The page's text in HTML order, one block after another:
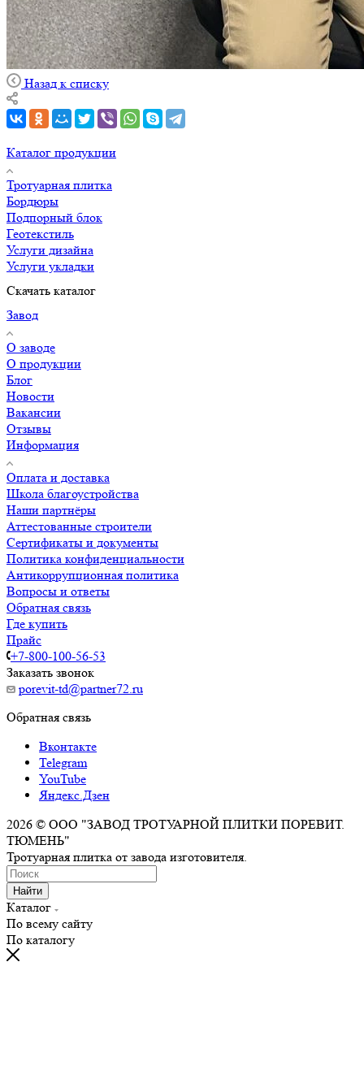
Назад к списку
Каталог продукции
Тротуарная плитка
Бордюры
Подпорный блок
Геотекстиль
Услуги дизайна
Услуги укладки
Скачать каталог
Завод
О заводе
О продукции
Блог
Новости
Вакансии
Отзывы
Информация
Оплата и доставка
Школа благоустройства
Наши партнёры
Аттестованные строители
Сертификаты и документы
Политика конфиденциальности
Антикоррупционная политика
Вопросы и ответы
Обратная связь
Где купить
Прайс
+7-800-100-56-53
Заказать звонок
porevit-td@partner72.ru
Обратная связь
Вконтакте
Telegram
YouTube
Яндекс.Дзен
2026 © ООО "ЗАВОД ТРОТУАРНОЙ ПЛИТКИ ПОРЕВИТ.
ТЮМЕНЬ"
Тротуарная плитка от завода изготовителя.
Найти
Каталог
По всему сайту
По каталогу